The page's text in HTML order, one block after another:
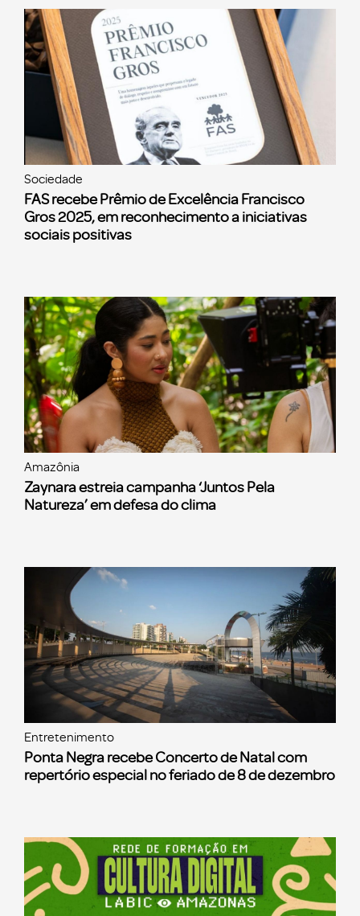
Sociedade
FAS recebe Prêmio de Excelência Francisco
Gros 2025, em reconhecimento a iniciativas
sociais positivas
Amazônia
Zaynara estreia campanha ‘Juntos Pela
Natureza’ em defesa do clima
Entretenimento
Ponta Negra recebe Concerto de Natal com
repertório especial no feriado de 8 de dezembro